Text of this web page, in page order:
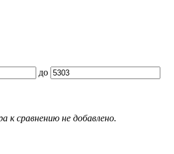
до
к сравнению не добавлено.